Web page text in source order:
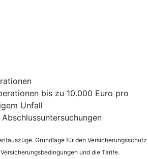
bis zu 10.000 Euro pro
Unfall
Grundlage für den Versicherungsschutz
und die Tarife.